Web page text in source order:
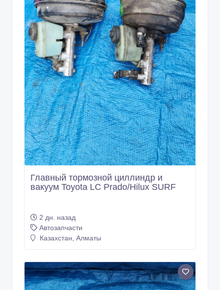
Главный тормозной циллиндр и
вакуум Toyota LC Prado/Hilux SURF
2 дн. назад
Автозапчасти
Казахстан, Алматы